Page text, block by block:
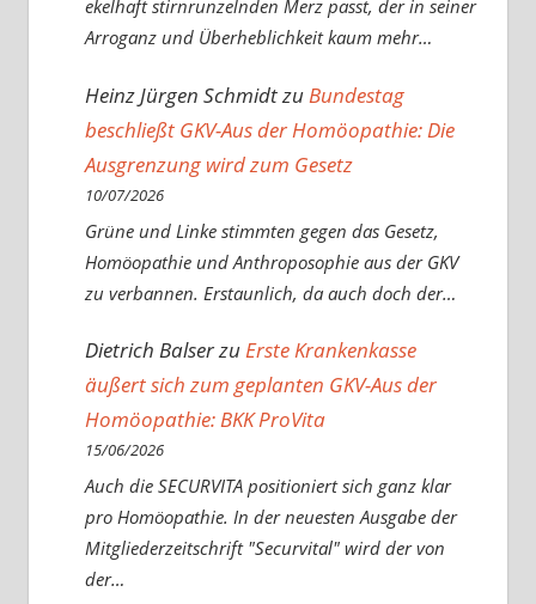
ekelhaft stirnrunzelnden Merz passt, der in seiner
Arroganz und Überheblichkeit kaum mehr…
Heinz Jürgen SchmidtzuBundestag
beschließt GKV-Aus der Homöopathie: Die
Ausgrenzung wird zum Gesetz
10/07/2026
Grüne und Linke stimmten gegen das Gesetz,
Homöopathie und Anthroposophie aus der GKV
zu verbannen. Erstaunlich, da auch doch der…
Dietrich BalserzuErste Krankenkasse
äußert sich zum geplanten GKV-Aus der
Homöopathie: BKK ProVita
15/06/2026
Auch die SECURVITA positioniert sich ganz klar
pro Homöopathie. In der neuesten Ausgabe der
Mitgliederzeitschrift "Securvital" wird der von
der…